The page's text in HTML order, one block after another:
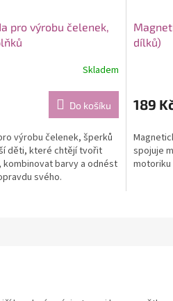
pro výrobu čelenek,
Skladem
Do košíku
výrobu čelenek, šperků
děti, které chtějí tvořit
barvy a odnést
svého.
dílků)
189
spojuje
motoriku